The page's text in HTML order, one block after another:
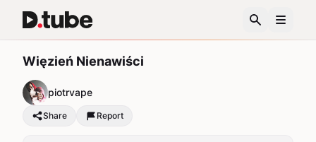
Więzień Nienawiści
piotrvape
Share Report